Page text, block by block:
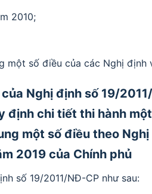
2010;
một số điều của các Nghị định
Nghị định số 19/
định chi tiết thi hành
một số điều theo
2019 của Chính phủ
số 19/2011/NĐ-CP như sau: